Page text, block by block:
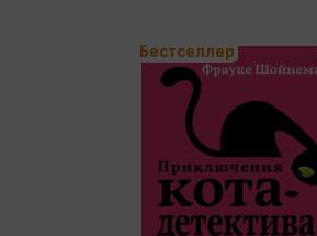
Бестселлер